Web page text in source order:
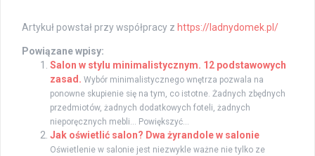
Artykuł powstał przy współpracy z https://ladnydomek.pl/
Powiązane wpisy:
Salon w stylu minimalistycznym. 12 podstawowych
zasad. Wybór minimalistycznego wnętrza pozwala na
ponowne skupienie się na tym, co istotne. Żadnych zbędnych
przedmiotów, żadnych dodatkowych foteli, żadnych
nieporęcznych mebli… Powiększyć...
Jak oświetlić salon? Dwa żyrandole w salonie
Oświetlenie w salonie jest niezwykle ważne nie tylko ze